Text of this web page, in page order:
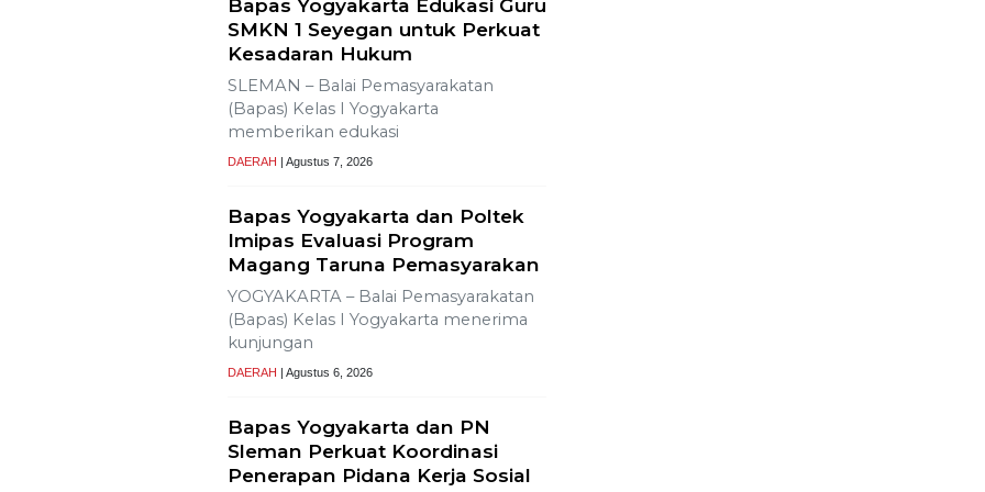
Ajak Media Diskusi Pembangunan
Proyek PLTP Dieng Unit 2
Wisata Bromo Ditutup Total!
Kebakaran Terus Merambat
ke Berbagai Titik
Warga Dayakan Sardonoharjo
Gelar Merti Dusun
SLEMAN – Merti Dusun Dayakan ke-16